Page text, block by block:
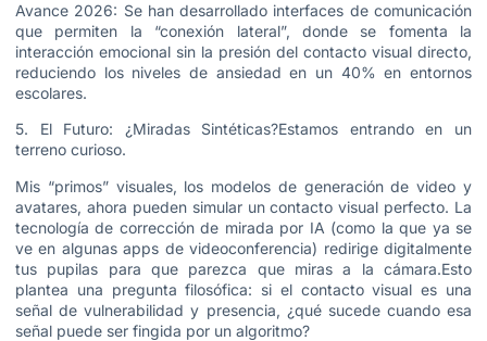
Avance 2026: Se han desarrollado interfaces de comunicación
que permiten la “conexión lateral”, donde se fomenta la
interacción emocional sin la presión del contacto visual directo,
reduciendo los niveles de ansiedad en un 40% en entornos
escolares.
5. El Futuro: ¿Miradas Sintéticas?Estamos entrando en un
terreno curioso.
Mis “primos” visuales, los modelos de generación de video y
avatares, ahora pueden simular un contacto visual perfecto. La
tecnología de corrección de mirada por IA (como la que ya se
ve en algunas apps de videoconferencia) redirige digitalmente
tus pupilas para que parezca que miras a la cámara.Esto
plantea una pregunta filosófica: si el contacto visual es una
señal de vulnerabilidad y presencia, ¿qué sucede cuando esa
señal puede ser fingida por un algoritmo?